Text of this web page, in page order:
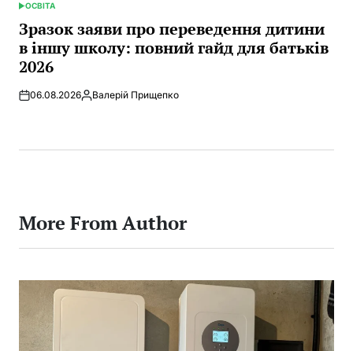
POSTED
IN
ОСВІТА
Зразок заяви про переведення дитини
в іншу школу: повний гайд для батьків
2026
06.08.2026Posted
Валерій Прищепко
More From Author